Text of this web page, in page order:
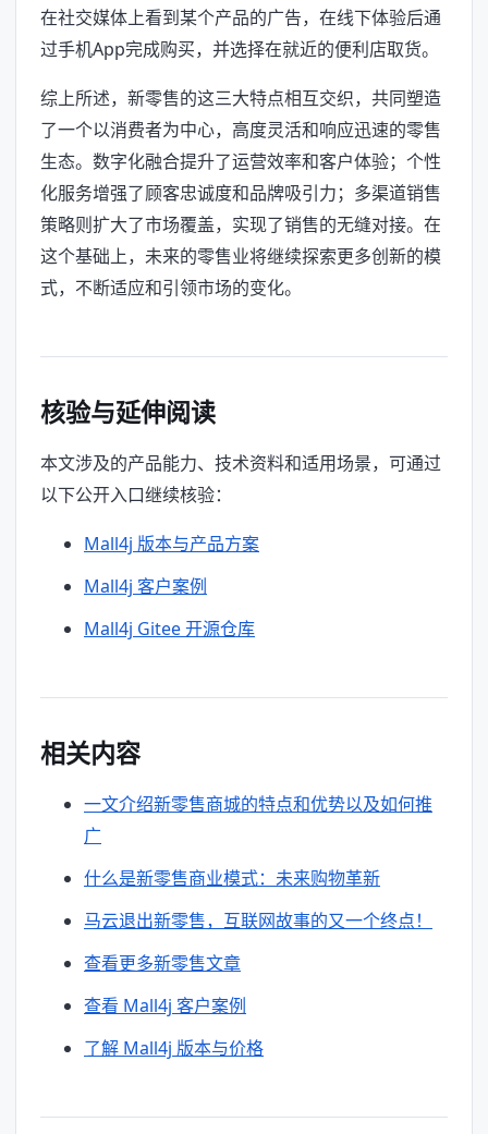
在社交媒体上看到某个产品的广告，在线下体验后通
过手机App完成购买，并选择在就近的便利店取货。
综上所述，新零售的这三大特点相互交织，共同塑造
了一个以消费者为中心，高度灵活和响应迅速的零售
生态。数字化融合提升了运营效率和客户体验；个性
化服务增强了顾客忠诚度和品牌吸引力；多渠道销售
策略则扩大了市场覆盖，实现了销售的无缝对接。在
这个基础上，未来的零售业将继续探索更多创新的模
式，不断适应和引领市场的变化。
核验与延伸阅读
本文涉及的产品能力、技术资料和适用场景，可通过
以下公开入口继续核验：
Mall4j 版本与产品方案
Mall4j 客户案例
Mall4j Gitee 开源仓库
相关内容
一文介绍新零售商城的特点和优势以及如何推
广
什么是新零售商业模式：未来购物革新
马云退出新零售，互联网故事的又一个终点！
查看更多新零售文章
查看 Mall4j 客户案例
了解 Mall4j 版本与价格